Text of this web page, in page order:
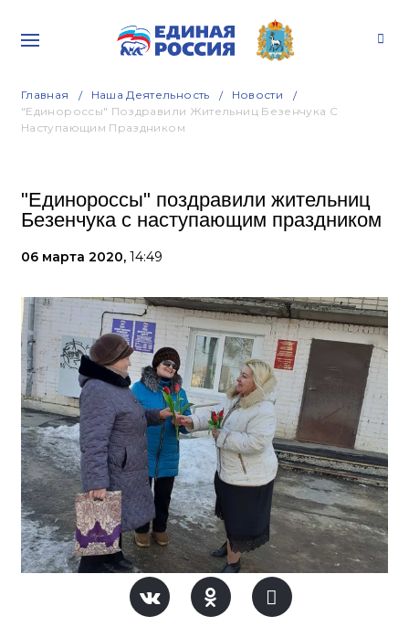
Главная Наша Деятельность
Новости
"Единороссы" Поздравили Жительниц Безенчука С
Наступающим Праздником
"Единороссы" поздравили жительниц
Безенчука с наступающим праздником
06 марта 2020, 14:49